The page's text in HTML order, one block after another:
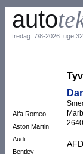
auto
fredag 7/8-2026 uge 32
Alfa Romeo
Aston Martin
Audi
Bentley